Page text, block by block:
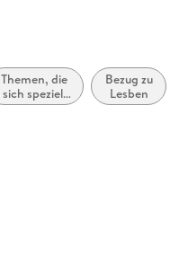
Themen, die
sich speziell
an Frauen
Bezug zu
Lesben